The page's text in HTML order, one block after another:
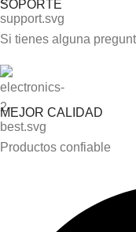
SOPORTE
Si tienes alguna
MEJOR CALIDAD
Productos confiable